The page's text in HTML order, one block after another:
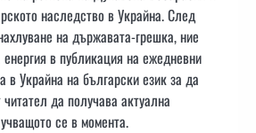
наследство в Украйна. След
на държавата-грешка, ние
в публикация на ежедневни
в Украйна на български език за да
да получава актуална
се в момента.